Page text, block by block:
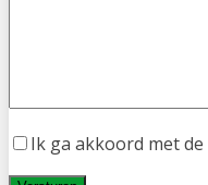
Ik ga akkoord met de